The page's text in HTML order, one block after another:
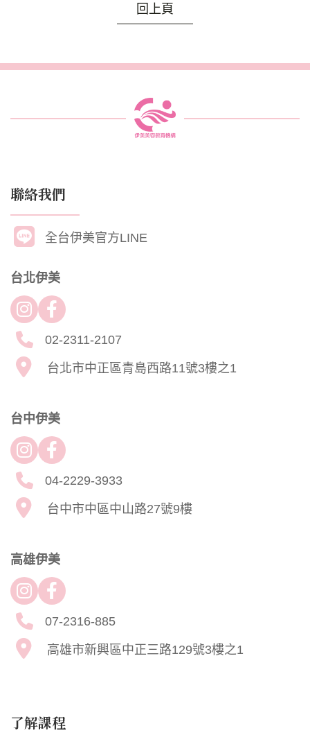
回上頁
聯絡我們
全台伊美官方LINE
台北伊美
02-2311-2107
台北市中正區青島西路11號3樓之1
台中伊美
04-2229-3933
台中市中區中山路27號9樓
高雄伊美
07-2316-885
高雄市新興區中正三路129號3樓之1
了解課程